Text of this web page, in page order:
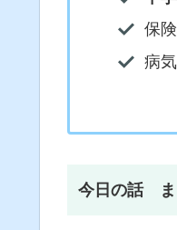
保
病
今日の話 ま